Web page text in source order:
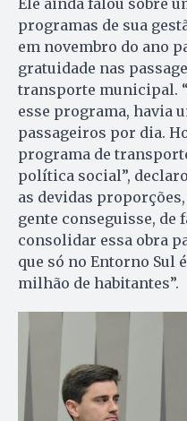
Ele ainda falou sobre
programas de sua
em novembro do ano
gratuidade nas
transporte municipal.
esse programa, havia
passageiros por dia.
programa de
política social”,
as devidas
gente conseguisse, de
consolidar essa obra
que só no Entorno Sul
milhão de habitantes”.